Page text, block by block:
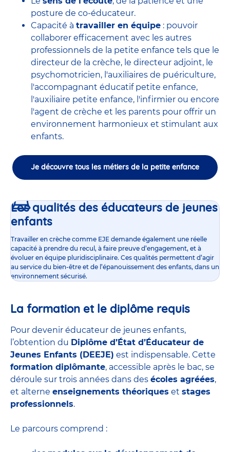
posture de co-éducateur.
Capacité à travailler en équipe : pouvoir
collaborer efficacement avec les autres
professionnels de la petite enfance tels que le
directeur de la crèche, le directeur adjoint, le
psychomotricien, l'auxiliaires de puériculture,
l'accompagnant éducatif petite enfance,
l'auxiliaire petite enfance, l'infirmier ou encore
l'agent de crèche et les parents pour offrir un
environnement harmonieux et stimulant aux
enfants.
Je découvre tous les métiers de la petite enfance
Les qualités des éducateurs de jeunes
enfants
Travailler en crèche comme EJE demande également une réelle
capacité à prendre du recul, à faire preuve d’engagement, et à
évoluer en équipe pluridisciplinaire. Ces qualités permettent d’agir
au service du bien-être et de l’épanouissement des enfants, dans un
environnement sécurisé.
La formation et le diplôme requis
Pour devenir éducateur de jeunes enfants,
l’obtention du Diplôme d’État d’Éducateur de
Jeunes Enfants (DEEJE) est indispensable. Cette
formation diplômante, accessible après le bac, se
déroule sur trois années dans des écoles agréées,
et alterne enseignements théoriques et stages
professionnels.
Le parcours comprend :